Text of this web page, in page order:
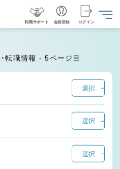
転職サポート 会員登録 ログイン
転職情報 - 5ページ目
選択
選択
選択